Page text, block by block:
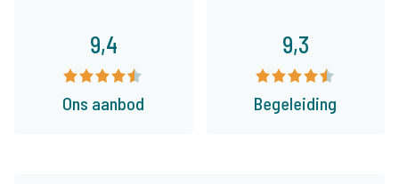
9,4
Ons aanbod
9,3
Begeleiding